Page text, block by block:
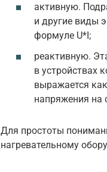
активную.
и другие виды
формуле U*I;
реактивную.
в устройствах
выражается
напряжения на
Для простоты
нагревательному